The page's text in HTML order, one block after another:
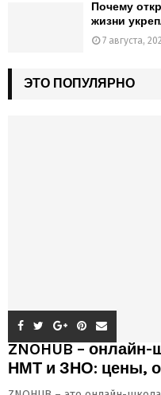
Почему
жизни
7 августа,
ЭТО ПОПУЛЯРНО
ZNOHUB –
НМТ и ЗНО: цены,